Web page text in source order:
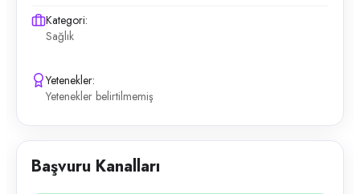
Kategori:
Sağlık
Yetenekler:
Yetenekler belirtilmemiş
Başvuru Kanalları